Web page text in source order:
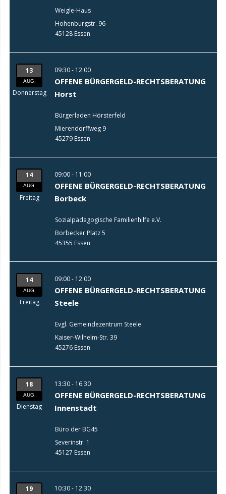
Weigle-Haus
Hohenburgstr. 96
45128 Essen
13
AUG.
Donnerstag
09:30 - 12:00
OFFENE BÜRGERGELD-RECHTSBERATUNG
Horst
Bürgerladen Hörsterfeld
Mierendorffweg 9
45279 Essen
14
AUG.
Freitag
09:00 - 11:00
OFFENE BÜRGERGELD-RECHTSBERATUNG
Borbeck
Sozialpädagogische Familienhilfe e.V.
Borbecker Platz 5
45355 Essen
14
AUG.
Freitag
09:00 - 12:00
OFFENE BÜRGERGELD-RECHTSBERATUNG
Steele
Evgl. Gemeindezentrum Steele
Kaiser-Wilhelm-Str. 39
45276 Essen
18
AUG.
Dienstag
13:30 - 16:30
OFFENE BÜRGERGELD-RECHTSBERATUNG
Innenstadt
Büro der BG45
Severinstr. 1
45127 Essen
19 10:30 - 12:30